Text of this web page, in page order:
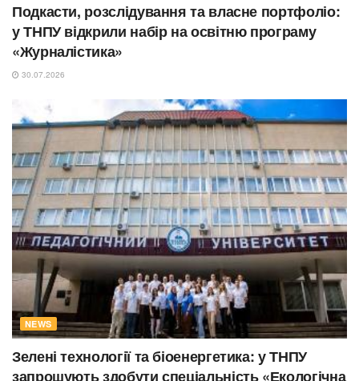
Подкасти, розслідування та власне портфоліо:
у ТНПУ відкрили набір на освітню програму
«Журналістика»
30.07.2026
NEWS
Зелені технології та біоенергетика: у ТНПУ
запрошують здобути спеціальність «Екологічна